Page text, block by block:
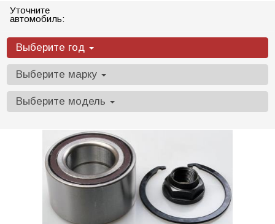
Уточните
автомобиль:
Выберите год
Выберите марку
Выберите модель